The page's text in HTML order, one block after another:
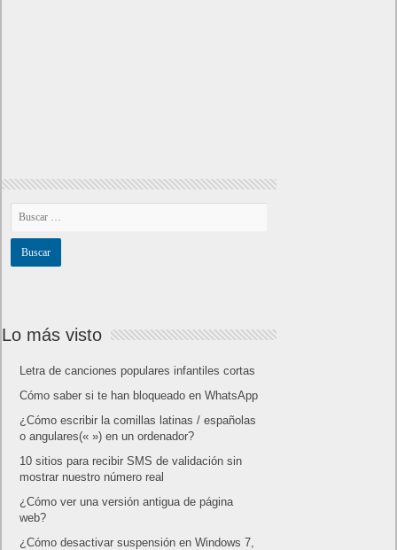
Lo más visto
Letra de canciones populares infantiles cortas
Cómo saber si te han bloqueado en WhatsApp
¿Cómo escribir la comillas latinas / españolas
o angulares(« ») en un ordenador?
10 sitios para recibir SMS de validación sin
mostrar nuestro número real
¿Cómo ver una versión antigua de página
web?
¿Cómo desactivar suspensión en Windows 7,